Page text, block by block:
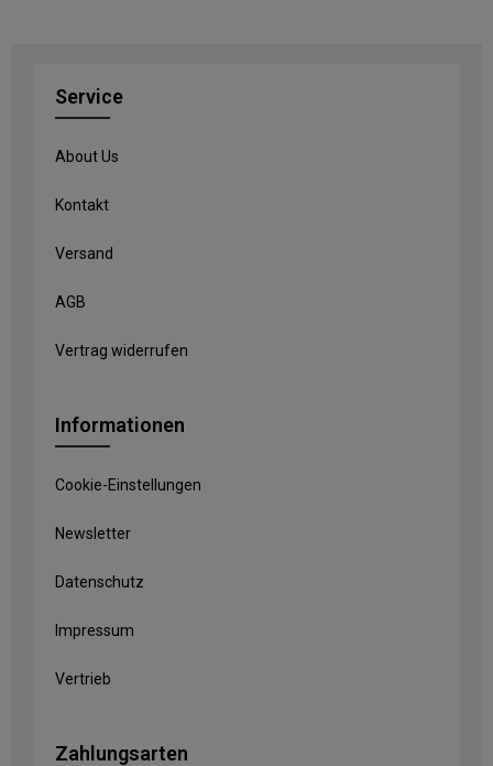
Service
About Us
Kontakt
Versand
AGB
Vertrag widerrufen
Informationen
Cookie-Einstellungen
Newsletter
Datenschutz
Impressum
Vertrieb
Zahlungsarten